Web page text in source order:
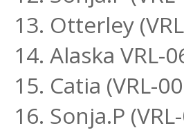
13. Otterley
14. Alaska VRL-
15. Catia (VRL-
16. Sonja.P